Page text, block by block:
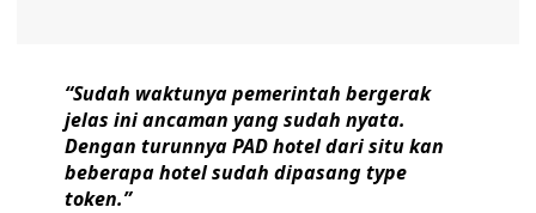
“Sudah waktunya pemerintah bergerak
jelas ini ancaman yang sudah nyata.
Dengan turunnya PAD hotel dari situ kan
beberapa hotel sudah dipasang type
token.”